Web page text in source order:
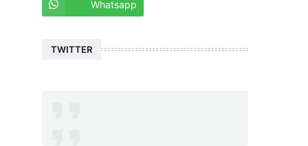
Whatsapp
TWITTER